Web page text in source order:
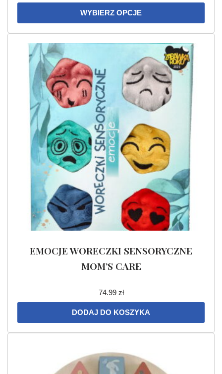
WYBIERZ OPCJE
EMOCJE WORECZKI SENSORYCZNE
MOM’S CARE
74.99 zł
DODAJ DO KOSZYKA